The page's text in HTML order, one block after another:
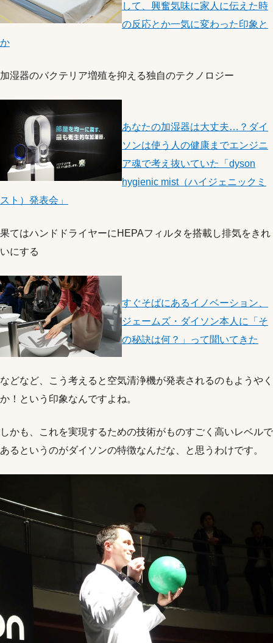
して、興奮気味に家人に伝えた時
の反応とか一気に変わった印象と
か
加湿器のバクテリア増殖を抑える独自のテクノロジー
あなたの加湿器は大丈夫…？ダイ
ソンは使う人の健康までエンジニ
ア魂で考え抜いていた「dyson
hygienic mist（ハイジェニックミ
スト）発表会」
果てはハンドドライヤーにHEPAフィルタを搭載し排気をきれ
いにする
すぐそばにあるイノベーション、
ジェームズ・ダイソン本人に「そ
の秘訣は何？」って聞いてきた
などなど、こう考えると空気清浄機が発表されるのもようやく
か！という印象なんですよね。
しかも、これを実現するための技術がものすごく高いレベルで
あるというのがダイソンの特徴なんだな、と思うわけです。